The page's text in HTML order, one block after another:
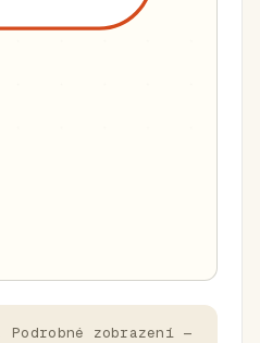
Podrobné zobrazení —